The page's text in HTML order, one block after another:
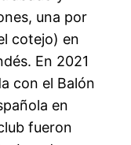
una por
cotejo) en
En 2021
con el Balón
en
fueron